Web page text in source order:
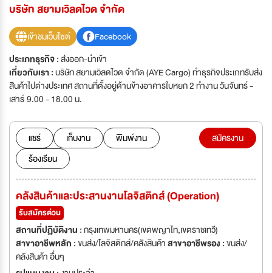
บริษัท สยามเวิลดไวด จำกัด
เข้าชมเว็บไซต์
Facebook
ประเภทธุรกิจ :ส่งออก-นำเข้า
เกี่ยวกับเรา :บริษัท สยามเวิลดไวด จำกัด (AYE Cargo) ทำธุรกิจประเภทรับส่ง
สินค้าไปต่างประเทศ สถานที่ตั้งอยู่ด้านข้างอาคารใบหยก 2 ทำงาน วันจันทร์ -
แชร์ เก็บงาน
พิมพ์งาน
ร้องเรียน
สมัครงาน
คลังสินค้าและประสานงานโลจิสติกส์ (Operation)
รับสมัครด่วน
สถานที่ปฏิบัติงาน :กรุงเทพมหานคร(เขตพญาไท,เขตราชเทวี)
สาขาอาชีพหลัก :ขนส่ง/โลจิสติกส์/คลังสินค้าสาขาอาชีพรอง :ขนส่ง/
คลังสินค้า อื่นๆ